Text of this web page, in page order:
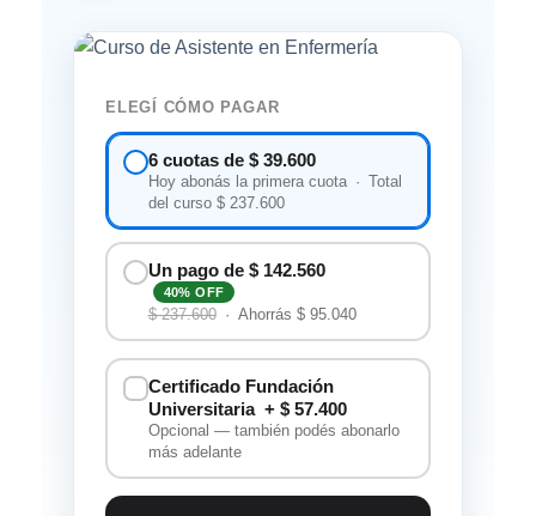
ELEGÍ CÓMO PAGAR
6 cuotas de $ 39.600
Hoy abonás la primera cuota · Total
del curso $ 237.600
Un pago de $ 142.560
40% OFF
$ 237.600· Ahorrás $ 95.040
Certificado Fundación
Universitaria + $ 57.400
Opcional — también podés abonarlo
más adelante